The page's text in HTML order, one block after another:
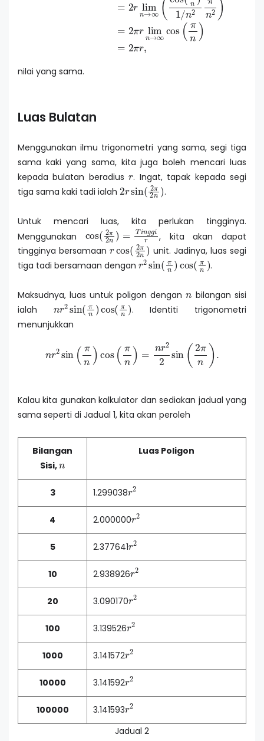
nilai yang sama.
Luas Bulatan
Menggunakan ilmu trigonometri yang sama, segi tiga
sama kaki yang sama, kita juga boleh mencari luas
kepada bulatan beradiusr. Ingat, tapak kepada segi
tiga sama kaki tadi ialah 2 sin(2π2 n)
.
Untuk mencari luas, kita perlukan tingginya.
Menggunakan
cos (2 π )=Ting, kita akan dapat
tingginya bersamaanr cos(2π2 n )
unit. Jadinya, luas segi
tiga tadi bersamaan dengan r2sin ( π n cos(π.
Maksudnya, luas untuk poligon dengan
bilangan sisi
ialah
n 2 sin(π n cos(πn
. Identiti trigonometri
menunjukkan
( πn ( πn r22 (2πn)
Kalau kita gunakan kalkulator dan sediakan jadual yang
sama seperti di Jadual 1, kita akan peroleh
Bilangan
Sisi,n
Luas Poligon
3 1.299038 2
4 2.000000 2
5 2.377641 2
10 2.938926 2
20 3.090170 2
100 3.139526 2
1000 3.141572 2
10000 3.141592 2
100000 3.141593 2
Jadual 2